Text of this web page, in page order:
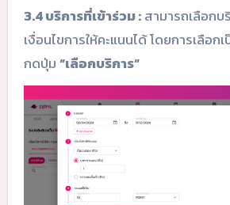
3.4 บริการที่เข้าร่วม :สามารถเลือกบ
เงื่อนไขการให้คะแนนได้ โดยการเลือก
กดปุ่ม“เลือกบริการ”